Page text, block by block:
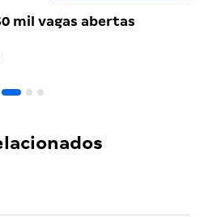
mil vagas abertas